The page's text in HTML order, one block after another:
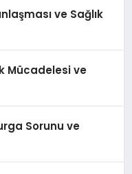
ve Sağlık
Mücadelesi ve
Sorunu ve